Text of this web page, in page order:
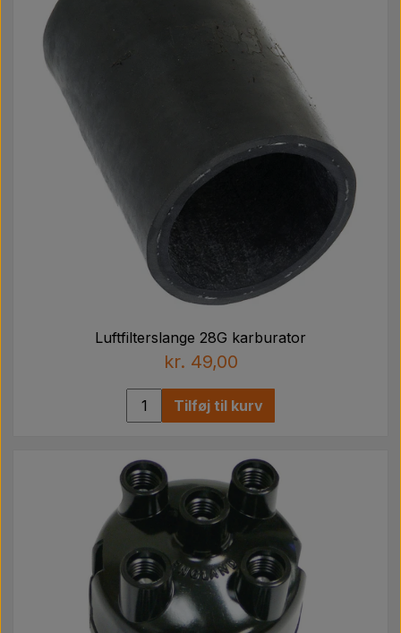
Luftfilterslange 28G karburator
kr. 49,00
Tilføj til kurv